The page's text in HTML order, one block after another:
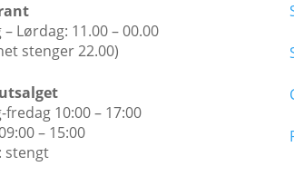
Lørdag: 11.00 – 00.00
stenger 22.00)​
fredag 10:00 – 17:00
– 15:00
stengt